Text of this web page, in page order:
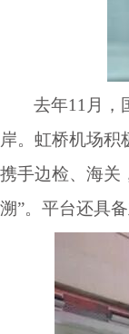
去年11月，
岸。虹桥机场积
携手边检、海关
溯”。平台还具